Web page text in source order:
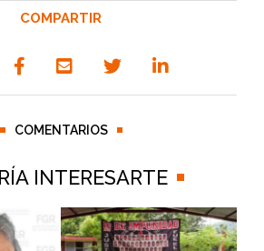
COMPARTIR
COMENTARIOS
INTERESARTE